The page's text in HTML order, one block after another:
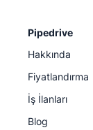
Pipedrive
Hakkında
Fiyatlandırma
İş İlanları
Blog